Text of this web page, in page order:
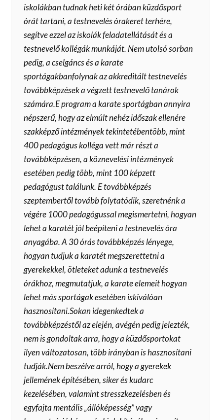
iskolákban tudnak heti két órában küzdősport
órát tartani, a testnevelés órakeret terhére,
segítve ezzel az iskolák feladatellátását és a
testnevelő kollégák munkáját. Nem utolsó sorban
pedig, a cselgáncs és a karate
sportágakbanfolynak az akkreditált testnevelés
továbbképzések a végzett testnevelő tanárok
számára.E program a karate sportágban annyira
népszerű, hogy az elmúlt nehéz időszak ellenére
szakképző intézmények tekintetébentöbb, mint
400 pedagógus kolléga vett már részt a
továbbképzésen, a köznevelési intézmények
esetében pedig több, mint 100 képzett
pedagógust találunk. E továbbképzés
szeptembertől tovább folytatódik, szeretnénk a
végére 1000 pedagógussal megismertetni, hogyan
lehet a karatét jól beépíteni a testnevelés óra
anyagába. A 30 órás továbbképzés lényege,
hogyan tudjuk a karatét megszerettetni a
gyerekekkel, ötleteket adunk a testnevelés
órákhoz, megmutatjuk, a karate elemeit hogyan
lehet más sportágak esetében iskiválóan
hasznosítani.Sokan idegenkedtek a
továbbképzéstől az elején, avégén pedig jelezték,
nem is gondoltak arra, hogy a küzdősportokat
ilyen változatosan, több irányban is hasznosítani
tudják.Nem beszélve arról, hogy a gyerekek
jellemének építésében, siker és kudarc
kezelésében, valamint stresszkezelésben és
egyfajta mentális „állóképesség” vagy